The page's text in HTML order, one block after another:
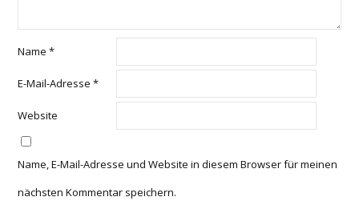
Name*
E-Mail-Adresse*
Website
Name, E-Mail-Adresse und Website in diesem Browser für meinen
nächsten Kommentar speichern.